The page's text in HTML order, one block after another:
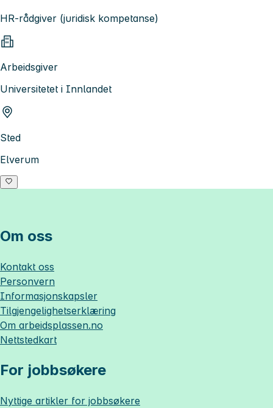
HR-rådgiver (juridisk kompetanse)
Arbeidsgiver
Universitetet i Innlandet
Sted
Elverum
Om oss
Kontakt oss
Personvern
Informasjonskapsler
Tilgjengelighetserklæring
Om arbeidsplassen.no
Nettstedkart
For jobbsøkere
Nyttige artikler for jobbsøkere